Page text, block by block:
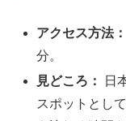
アクセス方法：
分。
見どころ：
日
スポットとし